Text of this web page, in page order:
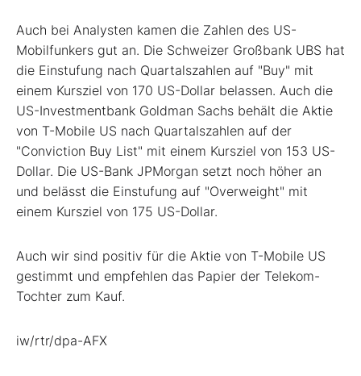
Auch bei Analysten kamen die Zahlen des US-
Mobilfunkers gut an. Die Schweizer Großbank UBS hat
die Einstufung nach Quartalszahlen auf "Buy" mit
einem Kursziel von 170 US-Dollar belassen. Auch die
US-Investmentbank Goldman Sachs behält die Aktie
von T-Mobile US nach Quartalszahlen auf der
"Conviction Buy List" mit einem Kursziel von 153 US-
Dollar. Die US-Bank JPMorgan setzt noch höher an
und belässt die Einstufung auf "Overweight" mit
einem Kursziel von 175 US-Dollar.
Auch wir sind positiv für die Aktie von T-Mobile US
gestimmt und empfehlen das Papier der Telekom-
Tochter zum Kauf.
iw/rtr/dpa-AFX